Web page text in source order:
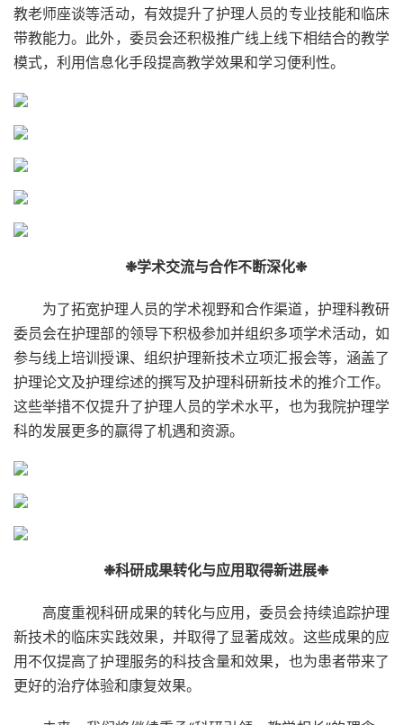
教老师座谈等活动，有效提升了护理人员的专业技能和临床
带教能力。此外，委员会还积极推广线上线下相结合的教学
模式，利用信息化手段提高教学效果和学习便利性。
❉学术交流与合作不断深化❉
为了拓宽护理人员的学术视野和合作渠道，护理科教研
委员会在护理部的领导下积极参加并组织多项学术活动，如
参与线上培训授课、组织护理新技术立项汇报会等，涵盖了
护理论文及护理综述的撰写及护理科研新技术的推介工作。
这些举措不仅提升了护理人员的学术水平，也为我院护理学
科的发展更多的赢得了机遇和资源。
❉科研成果转化与应用取得新进展❉
高度重视科研成果的转化与应用，委员会持续追踪护理
新技术的临床实践效果，并取得了显著成效。这些成果的应
用不仅提高了护理服务的科技含量和效果，也为患者带来了
更好的治疗体验和康复效果。